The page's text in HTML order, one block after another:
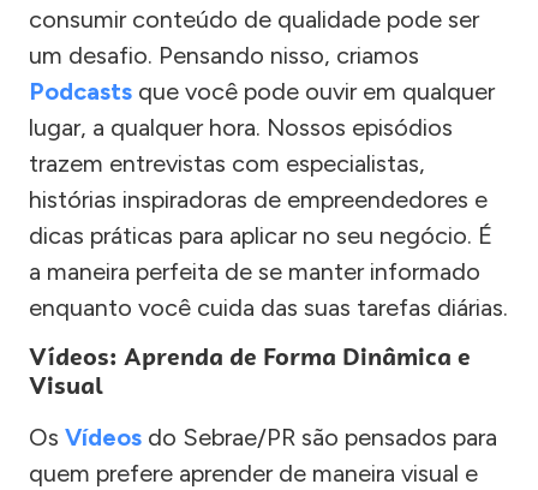
consumir conteúdo de qualidade pode ser
um desafio. Pensando nisso, criamos
Podcasts que você pode ouvir em qualquer
lugar, a qualquer hora. Nossos episódios
trazem entrevistas com especialistas,
histórias inspiradoras de empreendedores e
dicas práticas para aplicar no seu negócio. É
a maneira perfeita de se manter informado
enquanto você cuida das suas tarefas diárias.
Vídeos: Aprenda de Forma Dinâmica e
Visual
Os Vídeos do Sebrae/PR são pensados para
quem prefere aprender de maneira visual e